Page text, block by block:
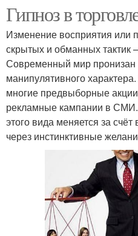
Гипноз в
Изменение восприятия или
скрытых и обманных тактик
Современный мир
манипулятивного
многие предвыборные
рекламные кампании в
этого вида меняется за
через инстинктивные